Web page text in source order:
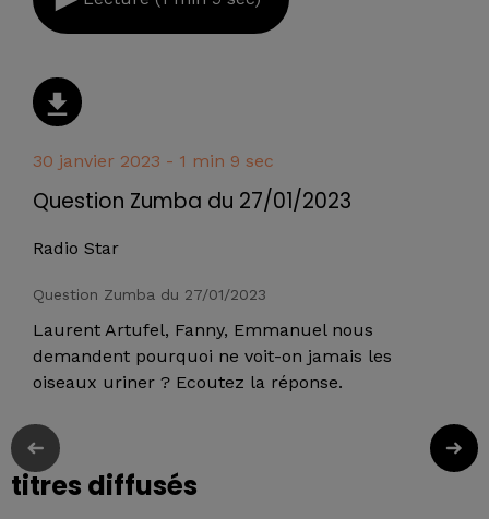
30 janvier 2023 - 1 min 9 sec
Question Zumba du 27/01/2023
Radio Star
Question Zumba du 27/01/2023
Laurent Artufel, Fanny, Emmanuel nous
demandent pourquoi ne voit-on jamais les
oiseaux uriner ? Ecoutez la réponse.
titres diffusés